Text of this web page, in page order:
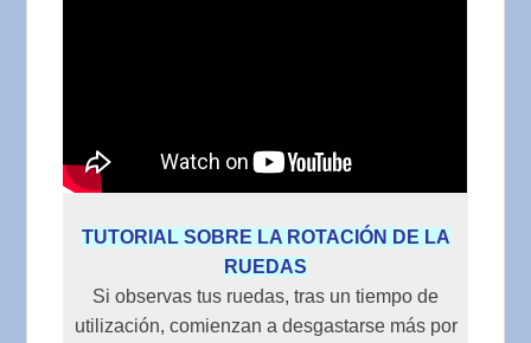
TUTORIAL SOBRE LA ROTACIÓN DE LA
RUEDAS
Si observas tus ruedas, tras un tiempo de
utilización, comienzan a desgastarse más por